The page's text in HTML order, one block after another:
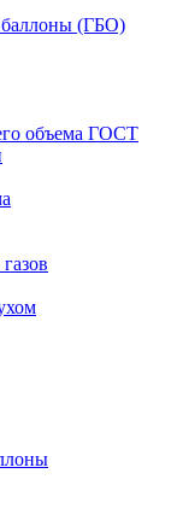
баллоны (ГБО)
объема ГОСТ